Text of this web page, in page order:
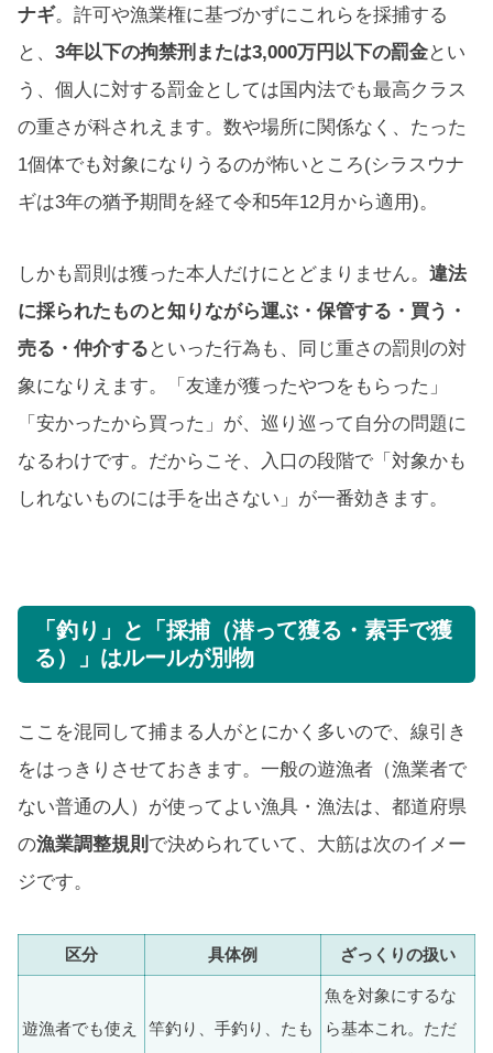
ナギ。許可や漁業権に基づかずにこれらを採捕する
と、 3年以下の拘禁刑または3,000万円以下の罰金とい
う、個人に対する罰金としては国内法でも最高クラス
の重さが科されえます。数や場所に関係なく、たった
1個体でも対象になりうるのが怖いところ(シラスウナ
ギは3年の猶予期間を経て令和5年12月から適用)。
しかも罰則は獲った本人だけにとどまりません。 違法
に採られたものと知りながら運ぶ・保管する・買う・
売る・仲介する といった行為も、同じ重さの罰則の対
象になりえます。「友達が獲ったやつをもらった」
「安かったから買った」が、巡り巡って自分の問題に
なるわけです。だからこそ、入口の段階で「対象かも
しれないものには手を出さない」が一番効きます。
「釣り」と「採捕（潜って獲る・素手で獲
る）」はルールが別物
ここを混同して捕まる人がとにかく多いので、線引き
をはっきりさせておきます。一般の遊漁者（漁業者で
ない普通の人）が使ってよい漁具・漁法は、都道府県
の漁業調整規則 で決められていて、大筋は次のイメー
ジです。
区分 具体例 ざっくりの扱い
遊漁者でも使え
竿釣り、手釣り、たも
魚を対象にするな
ら基本これ。ただ